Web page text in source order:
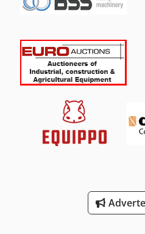
International 553
International 644
International 654
International 824
International 833